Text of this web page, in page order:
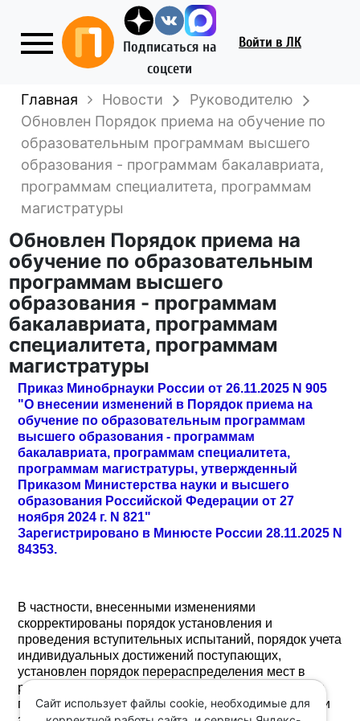
Подписаться на
соцсети
Войти в ЛК
Главная Новости
Руководителю
Обновлен Порядок приема на обучение по
образовательным программам высшего
образования - программам бакалавриата,
программам специалитета, программам
магистратуры
Обновлен Порядок приема на
обучение по образовательным
программам высшего
образования - программам
бакалавриата, программам
специалитета, программам
магистратуры
Приказ Минобрнауки России от 26.11.2025 N 905
"О внесении изменений в Порядок приема на
обучение по образовательным программам
высшего образования - программам
бакалавриата, программам специалитета,
программам магистратуры, утвержденный
Приказом Министерства науки и высшего
образования Российской Федерации от 27
ноября 2024 г. N 821"
Зарегистрировано в Минюсте России 28.11.2025 N
84353.
В частности, внесенными изменениями
скорректированы порядок установления и
проведения вступительных испытаний, порядок учета
индивидуальных достижений поступающих,
установлен порядок перераспределения мест в
рамках контрольных цифр приема, уточнены сроки
приема на обучение, а также особенности проверки
Сайт использует файлы cookie, необходимые для